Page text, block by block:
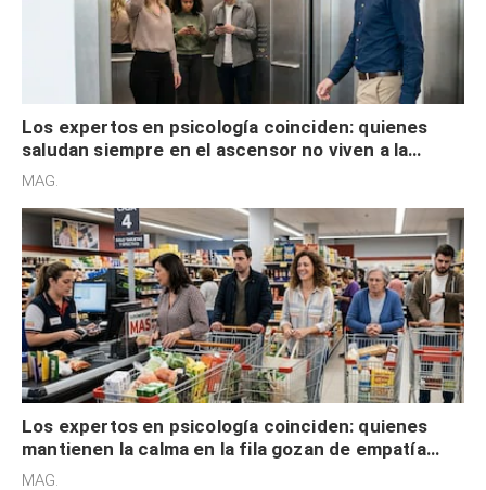
Los expertos en psicología coinciden: quienes
saludan siempre en el ascensor no viven a la
defensiva y tienen apertura social
MAG.
Los expertos en psicología coinciden: quienes
mantienen la calma en la fila gozan de empatía
cognitiva, gratitud y no solo tienen autocontrol
MAG.